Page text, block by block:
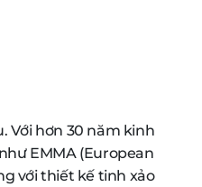
Với hơn 30 năm kinh
EMMA (European
với thiết kế tinh xảo